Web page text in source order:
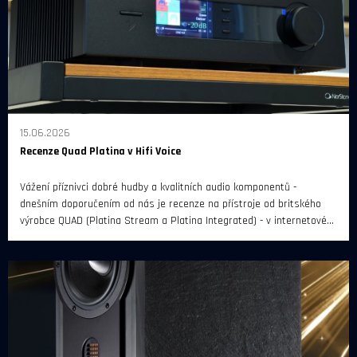
15.06.2026
Recenze Quad Platina v Hifi Voice
Vážení příznivci dobré hudby a kvalitních audio komponentů -
dnešním doporučením od nás je recenze na přístroje od britského
výrobce QUAD (Platina Stream a Platina Integrated) - v internetovém
magazínu Hifi Voice.